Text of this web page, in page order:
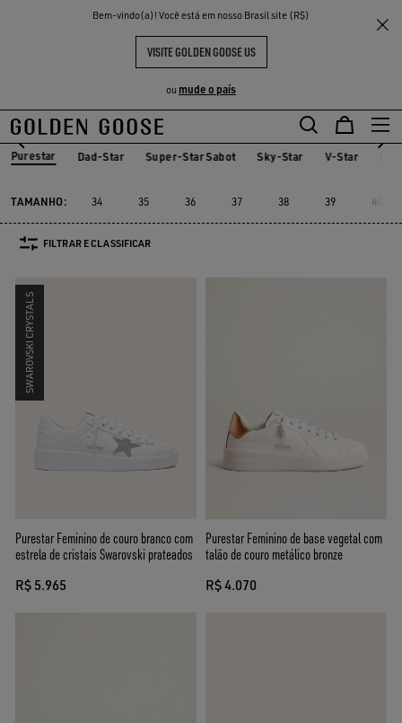
Bem-vindo(a)! Você está em nosso Brasil site (R$)
VISITE GOLDEN GOOSE US
ou mude o país
EXPERIÊNCIAS THE
COMMUNITY
Tênis Purestar
Purestar Dad-Star Super-Star Sabot Sky-Star V-Star
TAMANHO: 34 35 36 37 38 39 40
FILTRAR E CLASSIFICAR
SWAROVSKI CRYSTALS
Purestar Feminino de couro branco com
estrela de cristais Swarovski prateados
R$ 5.965
Purestar Feminino de base vegetal com
talão de couro metálico bronze
R$ 4.070